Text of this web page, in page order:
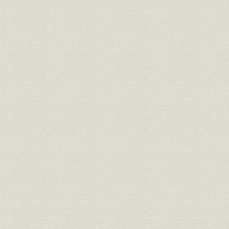
沿革
昭和20年(1945年)~昭和36年
(1961年)
昭和22年
(1961年)
沿革
昭和37年(1962年)~昭和55年
(1980年)
昭和36年
(1980年)